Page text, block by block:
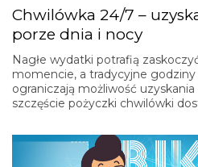
Chwilówka 24/7 –
porze dnia i nocy
Nagłe wydatki potrafią
momencie, a tradycyjne
ograniczają możliwość
szczęście pożyczki chwilówki